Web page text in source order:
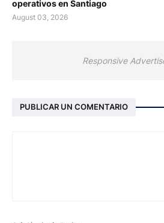
operativos en Santiago
August 03, 2026
Responsive
PUBLICAR UN COMENTARIO